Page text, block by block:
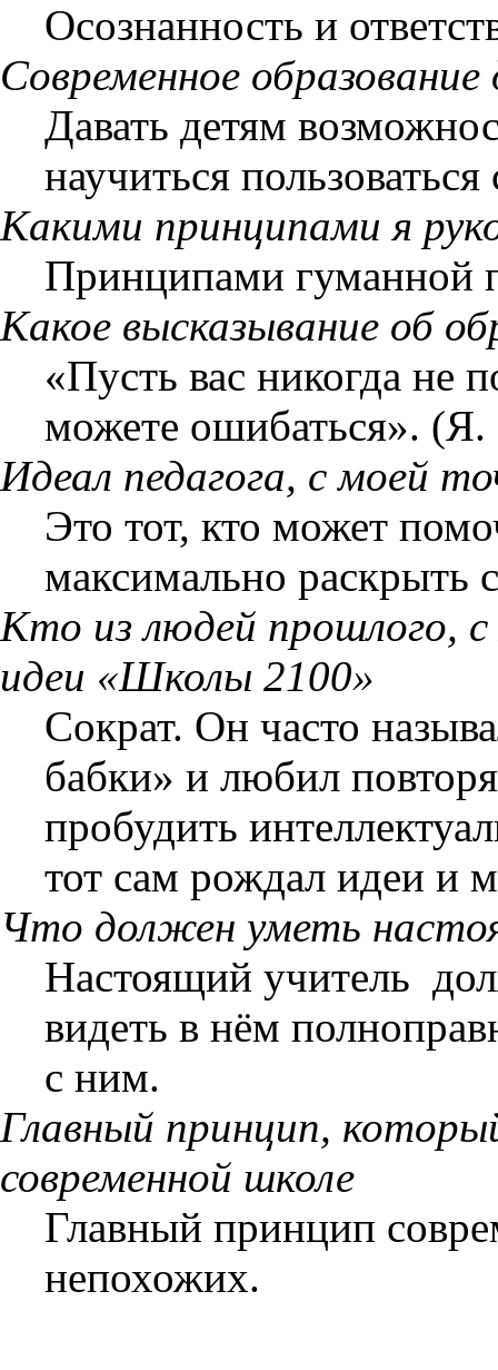
Осознанность и
Современное
Давать детям
научиться
Какими принципами я
Принципами гуманной
Какое высказывание об
«Пусть вас никогда не
можете ошибаться». (Я.
Идеал педагога, с моей
Это тот, кто может
максимально раскрыть
Кто из людей прошлого,
идеи «Школы 2100»
Сократ. Он часто
бабки» и любил
пробудить
тот сам рождал идеи и
Что должен уметь
Настоящий учитель
видеть в нём
с ним.
Главный принцип,
современной школе
Главный принцип
непохожих.